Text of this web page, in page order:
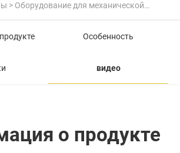
> Оборудование для механической
>Фрезерный станок для круглых
Особенность
видео
о продукте